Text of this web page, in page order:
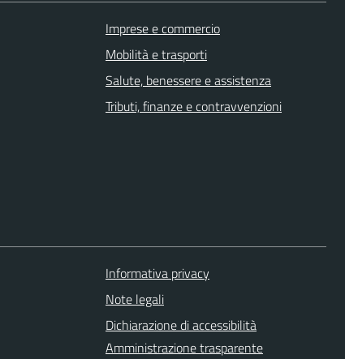
Imprese e commercio
Mobilità e trasporti
Salute, benessere e assistenza
Tributi, finanze e contravvenzioni
Informativa privacy
Note legali
Dichiarazione di accessibilità
Amministrazione trasparente